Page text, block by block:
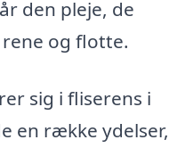
den pleje, de
og flotte.
sig i fliserens i
en række ydelser,